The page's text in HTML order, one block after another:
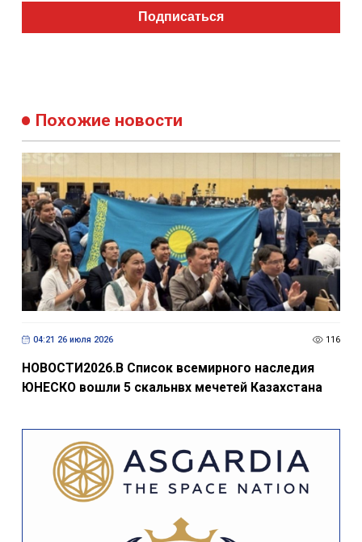
Подписаться
Похожие новости
04:21 26 июля 2026 116
НОВОСТИ2026.В Список всемирного наследия
ЮНЕСКО вошли 5 скальнвх мечетей Казахстана